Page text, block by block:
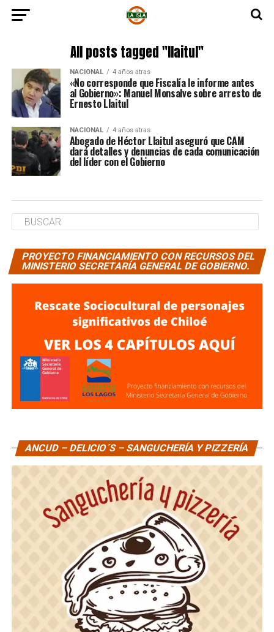
All posts tagged "llaitul"
NACIONAL 4 años atras
«No corresponde que Fiscalía le informe antes
al Gobierno»: Manuel Monsalve sobre arresto de
Ernesto Llaitul
NACIONAL 4 años atras
Abogado de Héctor Llaitul aseguró que CAM
dará detalles y denuncias de cada comunicación
del líder con el Gobierno
PROYECTO FINANCIAMIENTO CON RECURSOS DEL
MINISTERIO SECRETARÍA GENERAL DE GOBIERNO.
ANCUD – DELICIO´S – SANGUCHERÍA Y PIZZERÍA